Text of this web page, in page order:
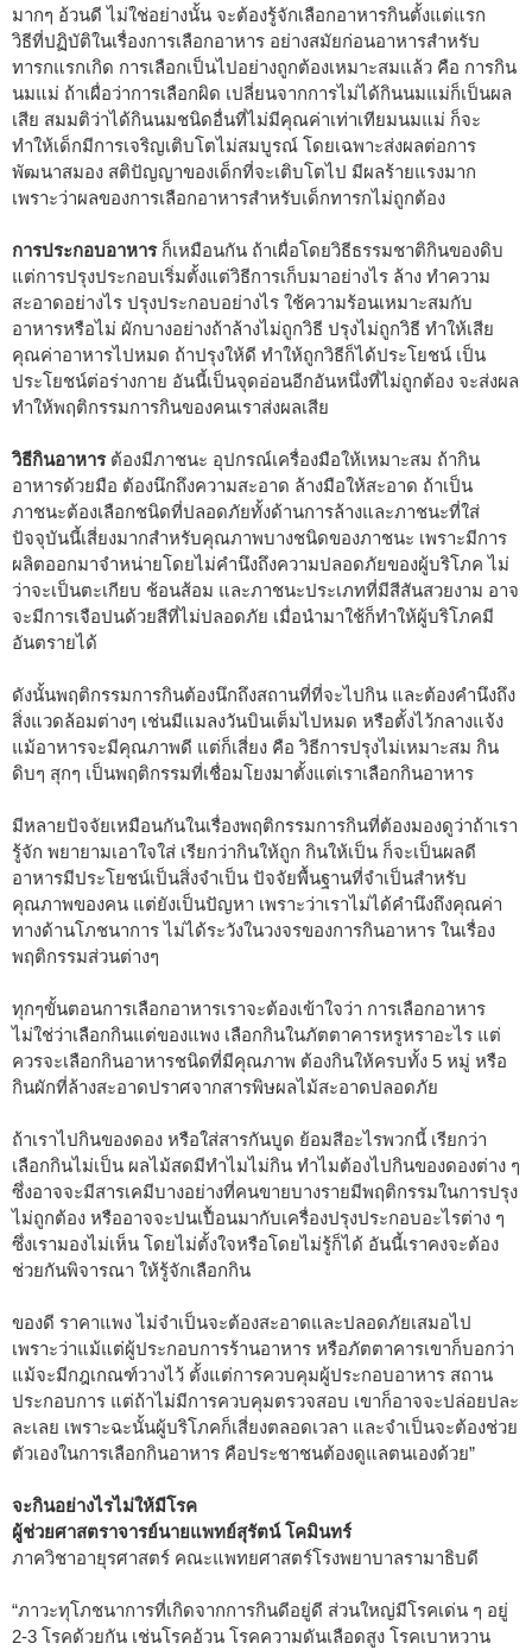
มากๆ อ้วนดี ไม่ใช่อย่างนั้น จะต้องรู้จักเลือกอาหารกินตั้งแต่แรก
วิธีที่ปฏิบัติในเรื่องการเลือกอาหาร อย่างสมัยก่อนอาหารสำหรับ
ทารกแรกเกิด การเลือกเป็นไปอย่างถูกต้องเหมาะสมแล้ว คือ การกิน
นมแม่ ถ้าเผื่อว่าการเลือกผิด เปลี่ยนจากการไม่ได้กินนมแม่ก็เป็นผล
เสีย สมมติว่าได้กินนมชนิดอื่นที่ไม่มีคุณค่าเท่าเทียมนมแม่ ก็จะ
ทำให้เด็กมีการเจริญเติบโตไม่สมบูรณ์ โดยเฉพาะส่งผลต่อการ
พัฒนาสมอง สติปัญญาของเด็กที่จะเติบโตไป มีผลร้ายแรงมาก
เพราะว่าผลของการเลือกอาหารสำหรับเด็กทารกไม่ถูกต้อง
การประกอบอาหารก็เหมือนกัน ถ้าเผื่อโดยวิธีธรรมชาติกินของดิบ
แต่การปรุงประกอบเริ่มตั้งแต่วิธีการเก็บมาอย่างไร ล้าง ทำความ
สะอาดอย่างไร ปรุงประกอบอย่างไร ใช้ความร้อนเหมาะสมกับ
อาหารหรือไม่ ผักบางอย่างถ้าล้างไม่ถูกวิธี ปรุงไม่ถูกวิธี ทำให้เสีย
คุณค่าอาหารไปหมด ถ้าปรุงให้ดี ทำให้ถูกวิธีก็ได้ประโยชน์ เป็น
ประโยชน์ต่อร่างกาย อันนี้เป็นจุดอ่อนอีกอันหนึ่งที่ไม่ถูกต้อง จะส่งผล
ทำให้พฤติกรรมการกินของคนเราส่งผลเสีย
วิธีกินอาหาร ต้องมีภาชนะ อุปกรณ์เครื่องมือให้เหมาะสม ถ้ากิน
อาหารด้วยมือ ต้องนึกถึงความสะอาด ล้างมือให้สะอาด ถ้าเป็น
ภาชนะต้องเลือกชนิดที่ปลอดภัยทั้งด้านการล้างและภาชนะที่ใส่
ปัจจุบันนี้เสี่ยงมากสำหรับคุณภาพบางชนิดของภาชนะ เพราะมีการ
ผลิตออกมาจำหน่ายโดยไม่คำนึงถึงความปลอดภัยของผู้บริโภค ไม่
ว่าจะเป็นตะเกียบ ช้อนส้อม และภาชนะประเภทที่มีสีสันสวยงาม อาจ
จะมีการเจือปนด้วยสีที่ไม่ปลอดภัย เมื่อนำมาใช้ก็ทำให้ผู้บริโภคมี
อันตรายได้
ดังนั้นพฤติกรรมการกินต้องนึกถึงสถานที่ที่จะไปกิน และต้องคำนึงถึง
สิ่งแวดล้อมต่างๆ เช่นมีแมลงวันบินเต็มไปหมด หรือตั้งไว้กลางแจ้ง
แม้อาหารจะมีคุณภาพดี แต่ก็เสี่ยง คือ วิธีการปรุงไม่เหมาะสม กิน
ดิบๆ สุกๆ เป็นพฤติกรรมที่เชื่อมโยงมาตั้งแต่เราเลือกกินอาหาร
มีหลายปัจจัยเหมือนกันในเรื่องพฤติกรรมการกินที่ต้องมองดูว่าถ้าเรา
รู้จัก พยายามเอาใจใส่ เรียกว่ากินให้ถูก กินให้เป็น ก็จะเป็นผลดี
อาหารมีประโยชน์เป็นสิ่งจำเป็น ปัจจัยพื้นฐานที่จำเป็นสำหรับ
คุณภาพของคน แต่ยังเป็นปัญหา เพราะว่าเราไม่ได้คำนึงถึงคุณค่า
ทางด้านโภชนาการ ไม่ได้ระวังในวงจรของการกินอาหาร ในเรื่อง
พฤติกรรมส่วนต่างๆ
ทุกๆขั้นตอนการเลือกอาหารเราจะต้องเข้าใจว่า การเลือกอาหาร
ไม่ใช่ว่าเลือกกินแต่ของแพง เลือกกินในภัตตาคารหรูหราอะไร แต่
ควรจะเลือกกินอาหารชนิดที่มีคุณภาพ ต้องกินให้ครบทั้ง 5 หมู่ หรือ
กินผักที่ล้างสะอาดปราศจากสารพิษผลไม้สะอาดปลอดภัย
ถ้าเราไปกินของดอง หรือใส่สารกันบูด ย้อมสีอะไรพวกนี้ เรียกว่า
เลือกกินไม่เป็น ผลไม้สดมีทำไมไม่กิน ทำไมต้องไปกินของดองต่าง ๆ
ซึ่งอาจจะมีสารเคมีบางอย่างที่คนขายบางรายมีพฤติกรรมในการปรุง
ไม่ถูกต้อง หรืออาจจะปนเปื้อนมากับเครื่องปรุงประกอบอะไรต่าง ๆ
ซึ่งเรามองไม่เห็น โดยไม่ตั้งใจหรือโดยไม่รู้ก็ได้ อันนี้เราคงจะต้อง
ช่วยกันพิจารณา ให้รู้จักเลือกกิน
ของดี ราคาแพง ไม่จำเป็นจะต้องสะอาดและปลอดภัยเสมอไป
เพราะว่าแม้แต่ผู้ประกอบการร้านอาหาร หรือภัตตาคารเขาก็บอกว่า
แม้จะมีกฎเกณฑ์วางไว้ ตั้งแต่การควบคุมผู้ประกอบอาหาร สถาน
ประกอบการ แต่ถ้าไม่มีการควบคุมตรวจสอบ เขาก็อาจจะปล่อยปละ
ละเลย เพราะฉะนั้นผู้บริโภคก็เสี่ยงตลอดเวลา และจำเป็นจะต้องช่วย
ตัวเองในการเลือกกินอาหาร คือประชาชนต้องดูแลตนเองด้วย”
จะกินอย่างไรไม่ให้มีโรค
ผู้ช่วยศาสตราจารย์นายแพทย์สุรัตน์ โคมินทร์
ภาควิชาอายุรศาสตร์ คณะแพทยศาสตร์โรงพยาบาลรามาธิบดี
“ภาวะทุโภชนาการที่เกิดจากการกินดีอยู่ดี ส่วนใหญ่มีโรคเด่น ๆ อยู่
2-3 โรคด้วยกัน เช่นโรคอ้วน โรคความดันเลือดสูง โรคเบาหวาน